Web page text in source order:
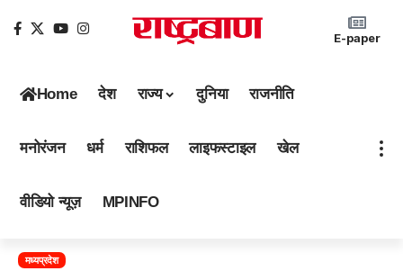
E-paper
Home देश राज्य दुनिया राजनीति
मनोरंजन धर्म राशिफल लाइफस्टाइल खेल
वीडियो न्यूज़ MPINFO
मध्यप्रदेश